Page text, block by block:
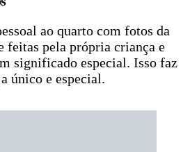
ao quarto com fotos da
feitas pela própria criança e
significado especial. Isso faz
único e especial.